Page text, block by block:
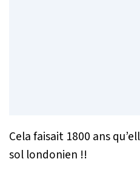
Cela faisait 1800 ans
sol londonien !!